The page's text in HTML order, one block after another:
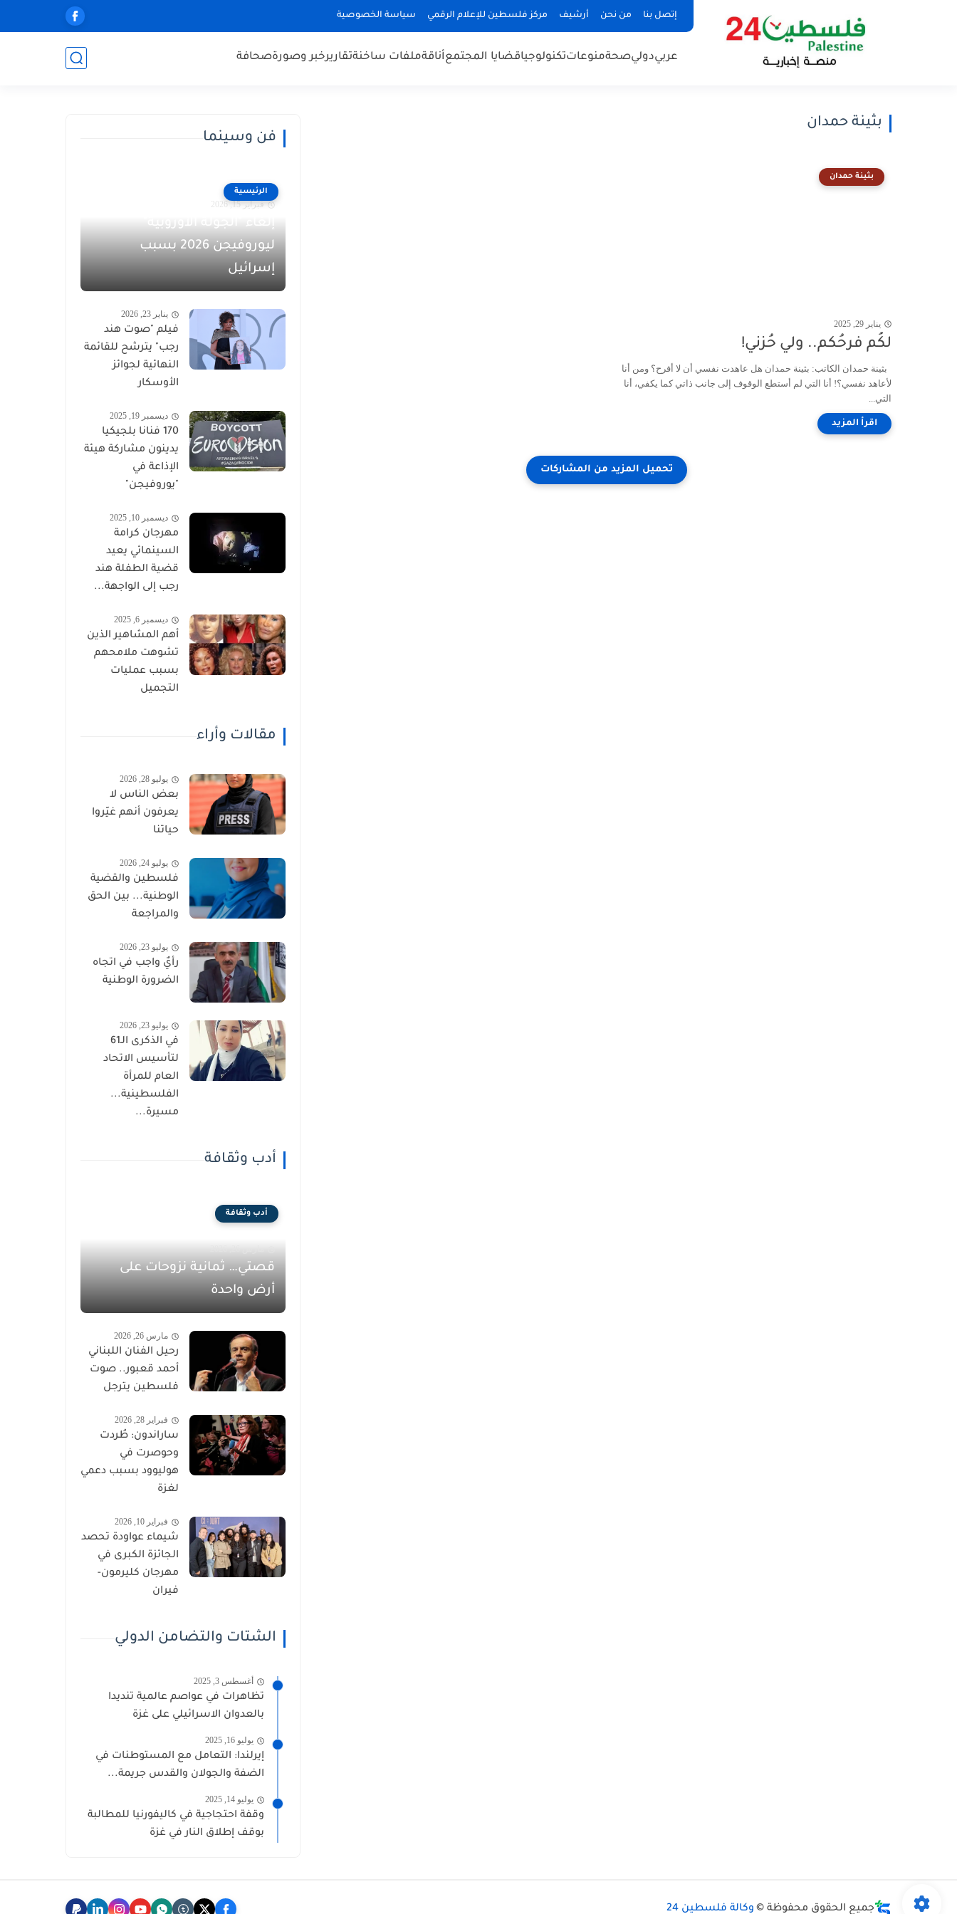
إتصل بنا من نحن أرشيف مركز فلسطين للإعلام الرقمي سياسة الخصوصية
عربيدوليصحةمنوعاتتكنولوجياقضايا المجتمعأناقةملفات ساخنةتقاريرخبر وصورةصحافة
بثينة حمدان
بثينة حمدان
يناير 29, 2025
لكُم فرحُكم.. ولي حُزني!
بثينة حمدان الكاتب: بثينة حمدان هل عاهدت نفسي أن لا أفرح؟ ومن أنا
لأعاهد نفسي؟! أنا التي لم أستطع الوقوف إلى جانب ذاتي كما يكفي، أنا
التي...
فن وسينما
الرئيسية
فبراير 15, 2026
إلغاء "الجولة الأوروبية"
ليوروفيجن 2026 بسبب
إسرائيل
يناير 23, 2026
فيلم "صوت هند
رجب" يترشح للقائمة
النهائية لجوائز
الأوسكار
ديسمبر 19, 2025
170 فنانا بلجيكيا
يدينون مشاركة هيئة
الإذاعة في
"يوروفيجن"
ديسمبر 10, 2025
مهرجان كرامة
السينمائي يعيد
قضية الطفلة هند
رجب إلى الواجهة...
ديسمبر 6, 2025
أهم المشاهير الذين
تشوهت ملامحهم
بسبب عمليات
التجميل
مقالات وأراء
يوليو 28, 2026
بعض الناس لا
يعرفون أنهم غيّروا
حياتنا
يوليو 24, 2026
فلسطين والقضية
الوطنية... بين الحق
والمراجعة
يوليو 23, 2026
رأيٌ واجب في اتجاه
الضرورة الوطنية
يوليو 23, 2026
في الذكرى الـ61
لتأسيس الاتحاد
العام للمرأة
الفلسطينية...
مسيرة...
أدب وثقافة
أدب وثقافة
قصتي… ثمانية نزوحات على
أرض واحدة
مارس 26, 2026
رحيل الفنان اللبناني
أحمد قعبور.. صوت
فلسطين يترجل
فبراير 28, 2026
ساراندون: طُردت
وحوصرت في
هوليوود بسبب دعمي
لغزة
فبراير 10, 2026
شيماء عواودة تحصد
الجائزة الكبرى في
مهرجان كليرمون-
فيران
الشتات والتضامن الدولي
أغسطس 3, 2025
تظاهرات في عواصم عالمية تنديدا
بالعدوان الاسرائيلي على غزة
يوليو 16, 2025
إيرلندا: التعامل مع المستوطنات في
الضفة والجولان والقدس جريمة...
يوليو 14, 2025
وقفة احتجاجية في كاليفورنيا للمطالبة
بوقف إطلاق النار في غزة
جميع الحقوق محفوظة © وكالة فلسطين 24